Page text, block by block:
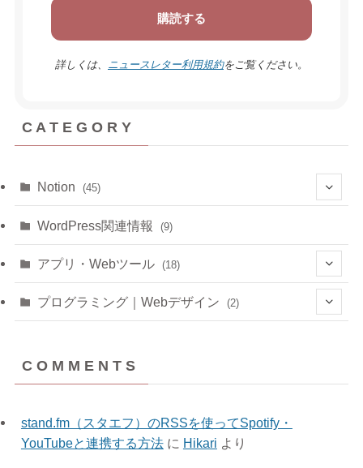
詳しくは、 ニュースレター利用規約をご覧ください。
C A T E G O R Y
Notion (45)
(6)
(6)
(1)
(8)
WordPress関連情報 (9)
アプリ・Webツール (18)
(1)
(3)
プログラミング｜Webデザイン (2)
(1)
C O M M E N T S
stand.fm（スタエフ）のRSSを使ってSpotify・
YouTubeと連携する方法に Hikari より